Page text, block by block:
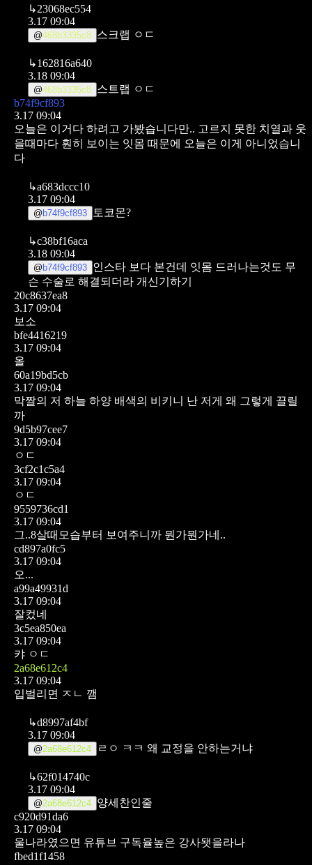
↳23068ec554
3.17 09:04
@468b3335c8 스크랩 ㅇㄷ
↳162816a640
3.18 09:04
@468b3335c8 스트랩 ㅇㄷ
b74f9cf893
3.17 09:04
오늘은 이거다 하려고 가봤습니다만.. 고르지 못한 치열과 웃
을때마다 훤히 보이는 잇몸 때문에
오늘은 이게 아니었습니
다
↳a683dccc10
3.17 09:04
@ b74f9cf893 토코몬?
↳c38bf16aca
3.18 09:04
@ b74f9cf893 인스타 보다 본건데 잇몸 드러나는것도 무
슨 수술로 해결되더라 개신기하기
20c8637ea8
3.17 09:04
보소
bfe4416219
3.17 09:04
올
60a19bd5cb
3.17 09:04
막짤의 저 하늘 하양 배색의 비키니 난 저게 왜 그렇게 끌릴
까
9d5b97cee7
3.17 09:04
ㅇㄷ
3cf2c1c5a4
3.17 09:04
ㅇㄷ
9559736cd1
3.17 09:04
그..8살때모습부터 보여주니까 뭔가뭔가네..
cd897a0fc5
3.17 09:04
오...
a99a49931d
3.17 09:04
잘컸네
3c5ea850ea
3.17 09:04
캬 ㅇㄷ
2a68e612c4
3.17 09:04
입벌리면 ㅈㄴ 깸
↳d8997af4bf
3.17 09:04
@2a68e612c4 ㄹㅇ ㅋㅋ 왜 교정을 안하는거냐
↳62f014740c
3.17 09:04
@2a68e612c4 양세찬인줄
c920d91da6
3.17 09:04
울나라였으면 유튜브 구독율높은 강사됏을라나
fbed1f1458